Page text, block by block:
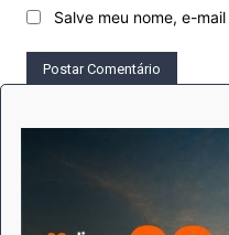
Salve meu nome, e-